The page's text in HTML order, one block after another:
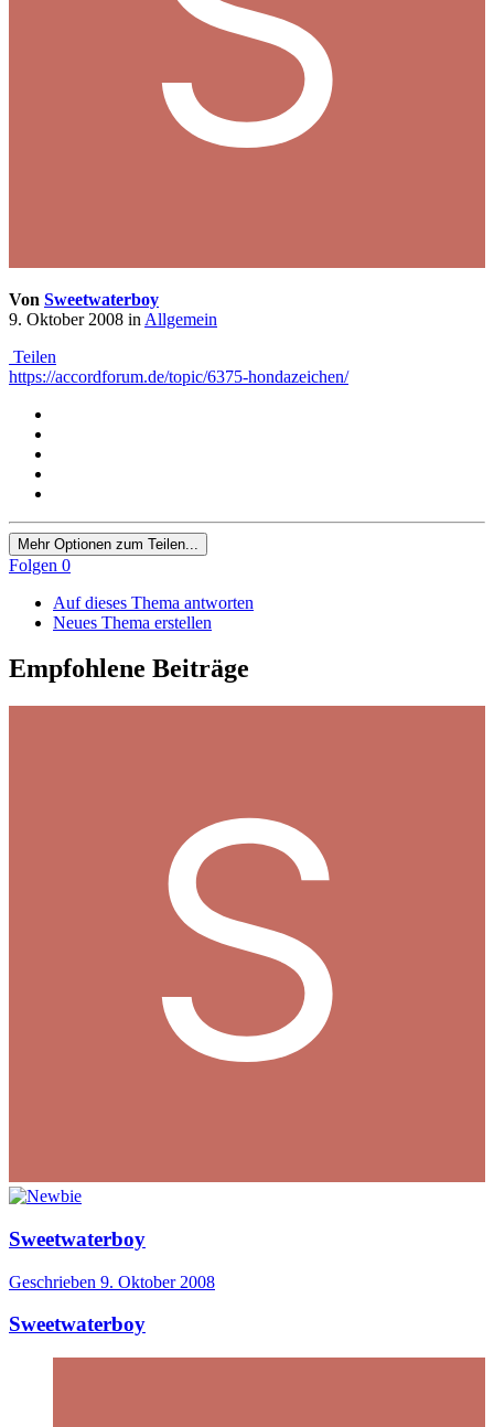
Von Sweetwaterboy
9. Oktober 2008 in Allgemein
Teilen
https://accordforum.de/topic/6375-hondazeichen/
Mehr Optionen zum Teilen...
Folgen 0
Auf dieses Thema antworten
Neues Thema erstellen
Empfohlene Beiträge
Sweetwaterboy
Geschrieben 9. Oktober 2008
Sweetwaterboy